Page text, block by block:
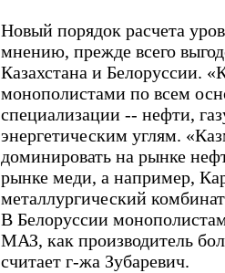
Новый порядок расчета
мнению, прежде всего
Казахстана и Белоруссии.
монополистами по всем
специализации -- нефти,
энергетическим углям.
доминировать на рынке
рынке меди, а например,
металлургический
В Белоруссии
МАЗ, как производитель
считает г-жа Зубаревич.